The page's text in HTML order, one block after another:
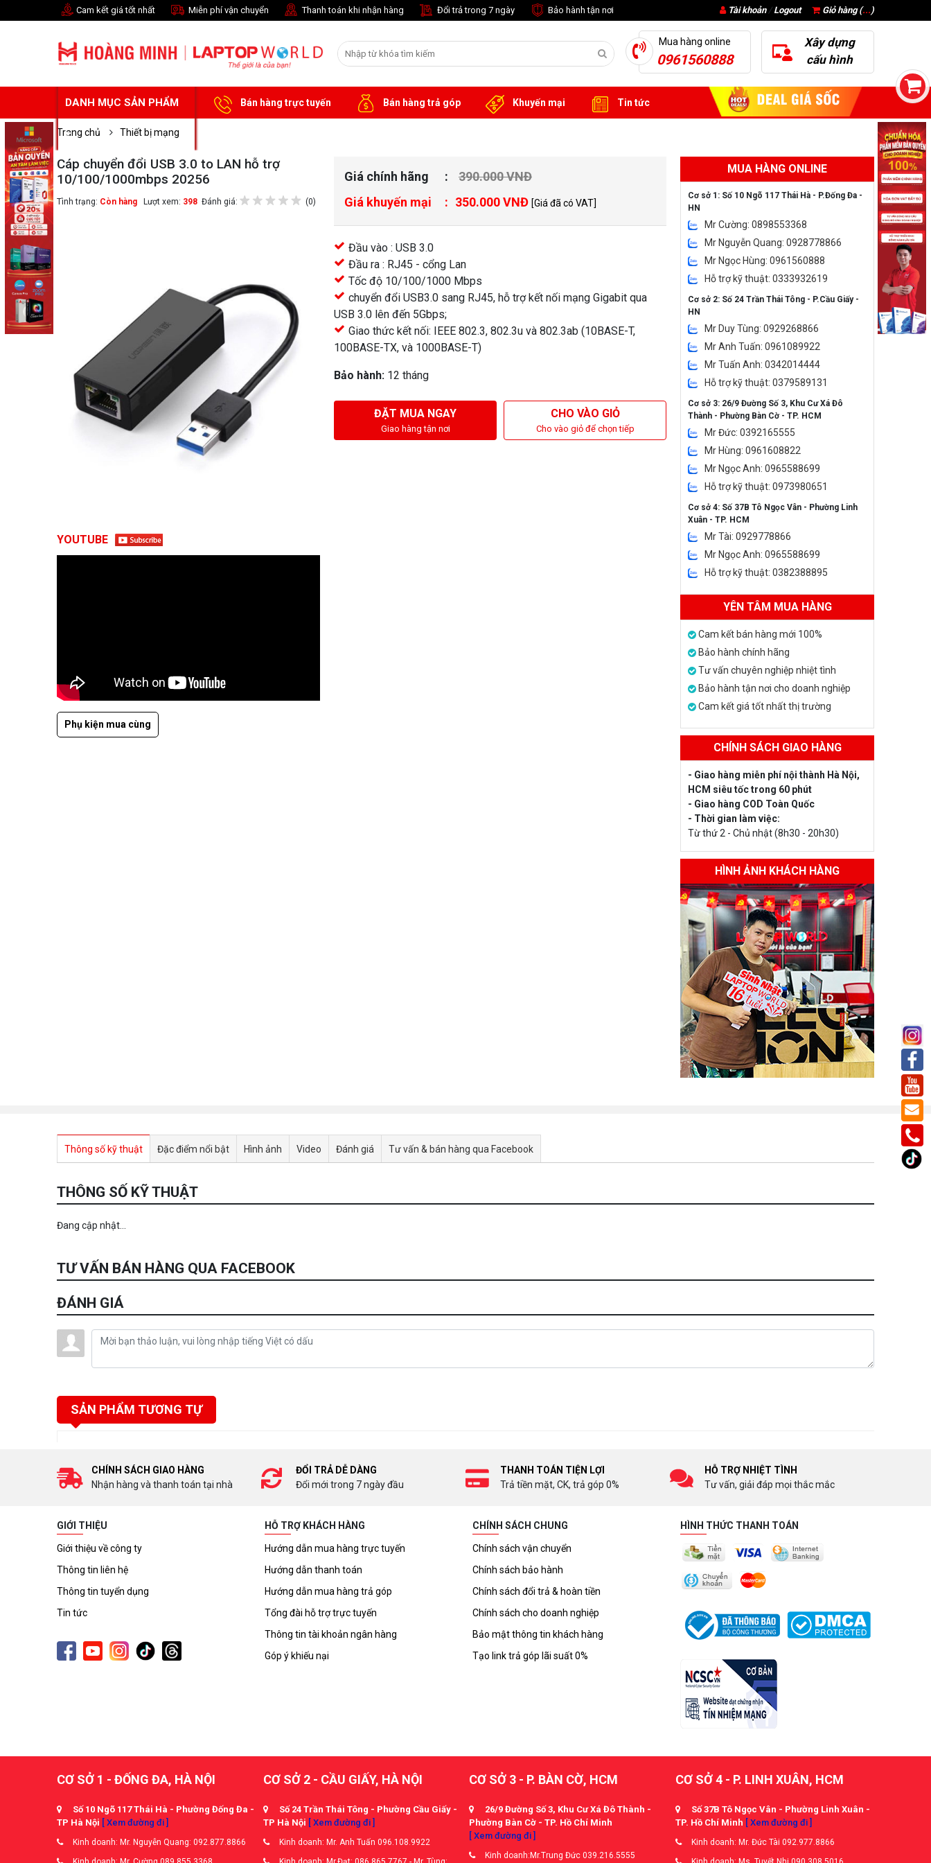
Cam kết giá tốt nhất Miễn phí vận chuyển Thanh toán khi nhận hàng Đổi trả trong 7 ngày Bảo hành tận nơi Giỏ hàng (...)
Tài khoản/ Logout
Mua hàng online
0961560888
Xây dựng
cấu hình
DANH MỤC SẢN PHẨM Bán hàng trực tuyến Bán hàng trả góp Khuyến mại Tin tức
Trang chủ Thiết bị mạng
Cáp chuyển đổi USB 3.0 to LAN hỗ trợ
10/100/1000mbps 20256
Tình trạng: Còn hàng Lượt xem: 398 Đánh giá: (0)
YOUTUBE
Giá chính hãng
390.000 VNĐ
Giá khuyến mại
350.000 VNĐ [Giá đã có VAT]
Đầu vào : USB 3.0
Đầu ra : RJ45 - cổng Lan
Tốc độ 10/100/1000 Mbps
chuyển đổi USB3.0 sang RJ45, hỗ trợ kết nối mạng Gigabit qua
USB 3.0 lên đến 5Gbps;
Giao thức kết nối: IEEE 802.3, 802.3u và 802.3ab (10BASE-T,
100BASE-TX, và 1000BASE-T)
Bảo hành: 12 tháng
ĐẶT MUA NGAY
Giao hàng tận nơi
CHO VÀO GIỎ
Cho vào giỏ để chọn tiếp
Phụ kiện mua cùng
MUA HÀNG ONLINE
Cơ sở 1: Số 10 Ngõ 117 Thái Hà - P.Đống Đa -
HN
Mr Cường: 0898553368
Mr Nguyễn Quang: 0928778866
Mr Ngọc Hùng: 0961560888
Hỗ trợ kỹ thuật: 0333932619
Cơ sở 2: Số 24 Trần Thái Tông - P.Cầu Giấy -
HN
Mr Duy Tùng: 0929268866
Mr Anh Tuấn: 0961089922
Mr Tuấn Anh: 0342014444
Hỗ trợ kỹ thuật: 0379589131
Cơ sở 3: 26/9 Đường Số 3, Khu Cư Xá Đô
Thành - Phường Bàn Cờ - TP. HCM
Mr Đức: 0392165555
Mr Hùng: 0961608822
Mr Ngọc Anh: 0965588699
Hỗ trợ kỹ thuật: 0973980651
Cơ sở 4: Số 37B Tô Ngọc Vân - Phường Linh
Xuân - TP. HCM
Mr Tài: 0929778866
Mr Ngọc Anh: 0965588699
Hỗ trợ kỹ thuật: 0382388895
YÊN TÂM MUA HÀNG
Cam kết bán hàng mới 100%
Bảo hành chính hãng
Tư vấn chuyên nghiệp nhiệt tình
Bảo hành tận nơi cho doanh nghiệp
Cam kết giá tốt nhất thị trường
CHÍNH SÁCH GIAO HÀNG
- Giao hàng miễn phí nội thành Hà Nội,
HCM siêu tốc trong 60 phút
- Giao hàng COD Toàn Quốc
- Thời gian làm việc:
Từ thứ 2 - Chủ nhật (8h30 - 20h30)
HÌNH ẢNH KHÁCH HÀNG
Thông số kỹ thuật Đặc điểm nổi bật Hình ảnh Video Đánh giá Tư vấn & bán hàng qua Facebook
THÔNG SỐ KỸ THUẬT
Đang cập nhật...
TƯ VẤN BÁN HÀNG QUA FACEBOOK
ĐÁNH GIÁ
SẢN PHẨM TƯƠNG TỰ
CHÍNH SÁCH GIAO HÀNG
Nhận hàng và thanh toán tại nhà
ĐỔI TRẢ DỄ DÀNG
Đổi mới trong 7 ngày đầu
THANH TOÁN TIỆN LỢI
Trả tiền mặt, CK, trả góp 0%
HỖ TRỢ NHIỆT TÌNH
Tư vấn, giải đáp mọi thắc mắc
GIỚI THIỆU
Giới thiệu về công ty
Thông tin liên hệ
Thông tin tuyển dụng
Tin tức
HỖ TRỢ KHÁCH HÀNG
Hướng dẫn mua hàng trực tuyến
Hướng dẫn thanh toán
Hướng dẫn mua hàng trả góp
Tổng đài hỗ trợ trực tuyến
Thông tin tài khoản ngân hàng
Góp ý khiếu nại
CHÍNH SÁCH CHUNG
Chính sách vận chuyển
Chính sách bảo hành
Chính sách đổi trả & hoàn tiền
Chính sách cho doanh nghiệp
Bảo mật thông tin khách hàng
Tạo link trả góp lãi suất 0%
HÌNH THỨC THANH TOÁN
CƠ SỞ 1 - ĐỐNG ĐA, HÀ NỘI
Số 10 Ngõ 117 Thái Hà - Phường Đống Đa -
TP Hà Nội [ Xem đường đi ]
Kinh doanh: Mr. Nguyễn Quang: 092.877.8866
CƠ SỞ 2 - CẦU GIẤY, HÀ NỘI
Số 24 Trần Thái Tông - Phường Cầu Giấy -
TP Hà Nội [ Xem đường đi ]
Kinh doanh: Mr. Anh Tuấn 096.108.9922
CƠ SỞ 3 - P. BÀN CỜ, HCM
26/9 Đường Số 3, Khu Cư Xá Đô Thành -
Phường Bàn Cờ - TP. Hồ Chí Minh
[ Xem đường đi ]
Kinh doanh:Mr.Trung Đức 039.216.5555
CƠ SỞ 4 - P. LINH XUÂN, HCM
Số 37B Tô Ngọc Vân - Phường Linh Xuân -
TP. Hồ Chí Minh [ Xem đường đi ]
Kinh doanh: Mr. Đức Tài 092.977.8866